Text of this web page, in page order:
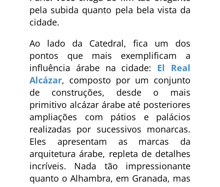
pela subida quanto pela bela vista da
cidade.
Ao lado da Catedral, fica um dos
pontos que mais exemplificam a
influência árabe na cidade: El Real
Alcázar, composto por um conjunto
de construções, desde o mais
primitivo alcázar árabe até posteriores
ampliações com pátios e palácios
realizadas por sucessivos monarcas.
Eles apresentam as marcas da
arquitetura árabe, repleta de detalhes
incríveis. Nada tão impressionante
quanto o Alhambra, em Granada, mas